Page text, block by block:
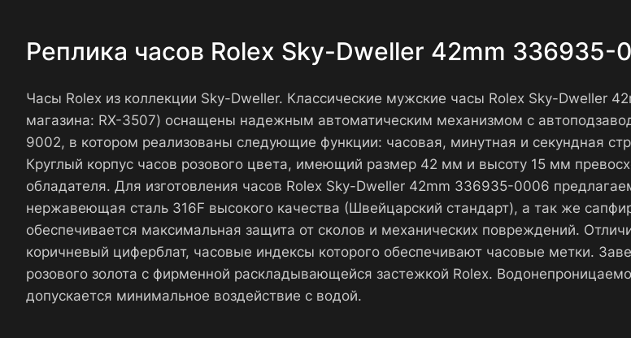
Реплика часов Rolex Sky-Dweller 42mm 336935-
Часы Rolex из коллекции Sky-Dweller. Классические мужские часы Rolex Sky-Dweller
магазина: RX-3507) оснащены надежным автоматическим механизмом с
9002, в котором реализованы следующие функции: часовая, минутная и секундная
Круглый корпус часов розового цвета, имеющий размер 42 мм и высоту 15 мм
обладателя. Для изготовления часов Rolex Sky-Dweller 42mm 336935-0006
нержавеющая сталь 316F высокого качества (Швейцарский стандарт), а так же
обеспечивается максимальная защита от сколов и механических повреждений.
коричневый циферблат, часовые индексы которого обеспечивают часовые метки.
розового золота с фирменной раскладывающейся застежкой Rolex.
допускается минимальное воздействие с водой.